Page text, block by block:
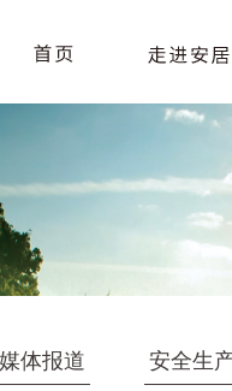
媒体报道 安全生